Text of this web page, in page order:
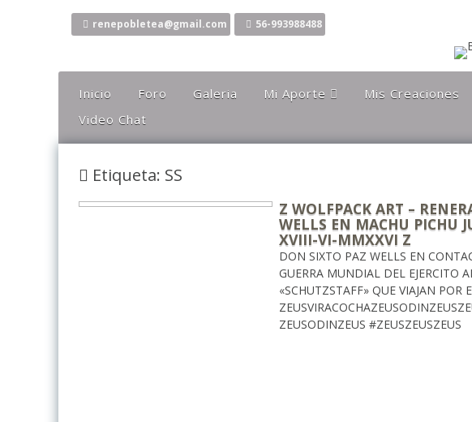
renepobletea@gmail.com 56-993988488
Inicio Foro Galeria Mi Aporte
Comentarios
El Canto De La Lira
Ideas
Mis Karaokes
Sugerencias
Opiniones
Mis Creaciones
Video Chat
Etiqueta: SS
Z WOLFPACK ART –
WELLS EN MACHU PICHU
XVIII-VI-MMXXVI Z
DON SIXTO PAZ WELLS EN
GUERRA MUNDIAL DEL EJERCITO
«SCHUTZSTAFF» QUE VIAJAN POR
ZEUSODINZEUS #ZEUSZEUSZEUS